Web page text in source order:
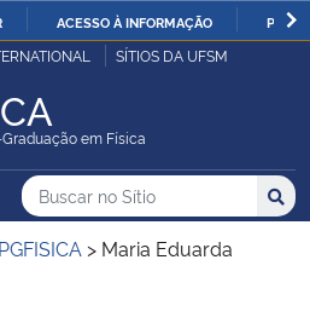
IR
O
ACESSO À INFORMAÇÃO
SÍTIOS DA UFSM
em Física
do Sítio
Busca
Buscar no no Sítio
Busca:
PGFISICA > Maria Eduarda